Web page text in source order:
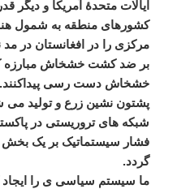
ایالات متحدۀ آمریکا و دیگر
کشورهای منطقه به شمول
مرکزی را در افغانستان در مد
بر ضد کشت خشخاش مبارزه
خشخاش دست رسی پیداکنند
پشتون نشین زرع و تولید می
شبکه های تروریستی در
فشار سیستماتیک بر یک بخش
گردد.
ما سیستم سیاسی ی را ایجاد